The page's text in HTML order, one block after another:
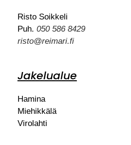
Risto Soikkeli
Puh. 050 586 8429
risto@reimari.fi
Jakelualue
Hamina
Miehikkälä
Virolahti